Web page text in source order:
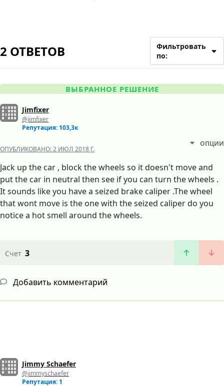
2 ОТВЕТОВ
Фильтровать
по:
ВЫБРАННОЕ РЕШЕНИЕ
Jimfixer
@jimfixer
Репутация: 103,3к
ОПУБЛИКОВАНО:2 ИЮЛ 2018 Г.
ОПЦИИ
Jack up the car , block the wheels so it doesn't move and
put the car in neutral then see if you can turn the wheels .
It sounds like you have a seized brake caliper .The wheel
that wont move is the one with the seized caliper do you
notice a hot smell around the wheels.
Счет 3
Добавить комментарий
Jimmy Schaefer
@jimmyschaefer
Репутация: 1